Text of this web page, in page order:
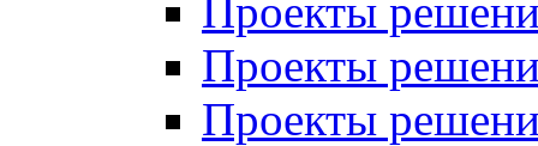
Проекты
Проекты
Проекты